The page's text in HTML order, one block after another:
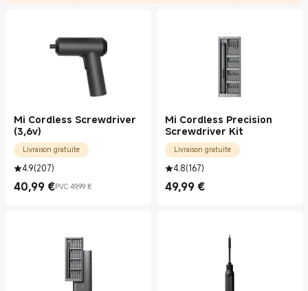
Mi Cordless Screwdriver
(3,6v)
Livraison gratuite
4.9(207)
40,99 €
Current Price €40.99
PVC 49,99 €
Prix de vente 49,99 €
Mi Cordless Precision
Screwdriver Kit
Livraison gratuite
4.8(167)
49,99 €
Current Price €49.99